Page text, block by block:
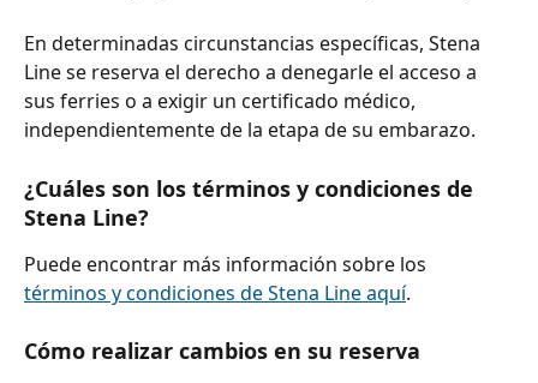
En determinadas circunstancias específicas, Stena
Line se reserva el derecho a denegarle el acceso a
sus ferries o a exigir un certificado médico,
independientemente de la etapa de su embarazo.
¿Cuáles son los términos y condiciones de
Stena Line?
Puede encontrar más información sobre los
términos y condiciones de Stena Line aquí.
Cómo realizar cambios en su reserva